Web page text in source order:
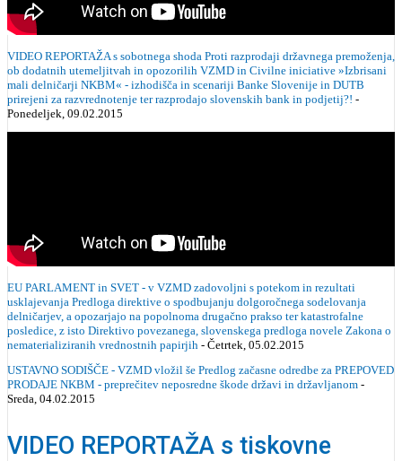
VIDEO REPORTAŽA s sobotnega shoda Proti razprodaji državnega premoženja,
ob dodatnih utemeljitvah in opozorilih VZMD in Civilne iniciative »Izbrisani
mali delničarji NKBM« - izhodišča in scenariji Banke Slovenije in DUTB
prirejeni za razvrednotenje ter razprodajo slovenskih bank in podjetij?! -
Ponedeljek, 09.02.2015
EU PARLAMENT in SVET - v VZMD zadovoljni s potekom in rezultati
usklajevanja Predloga direktive o spodbujanju dolgoročnega sodelovanja
delničarjev, a opozarjajo na popolnoma drugačno prakso ter katastrofalne
posledice, z isto Direktivo povezanega, slovenskega predloga novele Zakona o
nematerializiranih vrednostnih papirjih - Četrtek, 05.02.2015
USTAVNO SODIŠČE - VZMD vložil še Predlog začasne odredbe za PREPOVED
PRODAJE NKBM - preprečitev neposredne škode državi in državljanom -
Sreda, 04.02.2015
VIDEO REPORTAŽA s tiskovne